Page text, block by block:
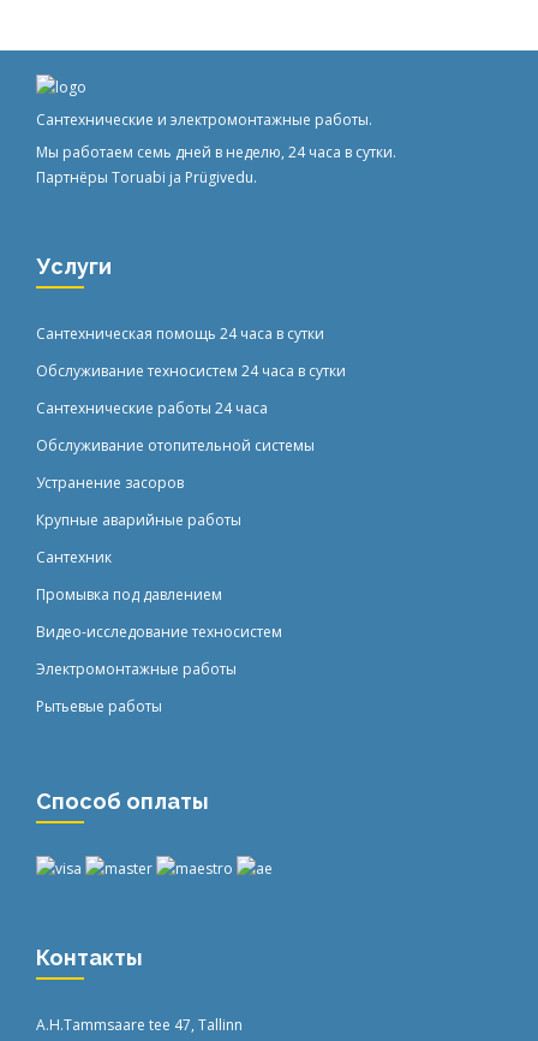
Сантехнические и электромонтажные работы.
Мы работаем семь дней в неделю, 24 часа в сутки.
Партнёры Toruabi ja Prügivedu.
Услуги
Сантехническая помощь 24 часа в сутки
Обслуживание техносистем 24 часа в сутки
Сантехнические работы 24 часа
Обслуживание отопительной системы
Устранение засоров
Крупные аварийные работы
Сантехник
Промывка под давлением
Видео-исследование техносистем
Электромонтажные работы
Рытьевые работы
Способ оплаты
Контакты
A.H.Tammsaare tee 47, Tallinn